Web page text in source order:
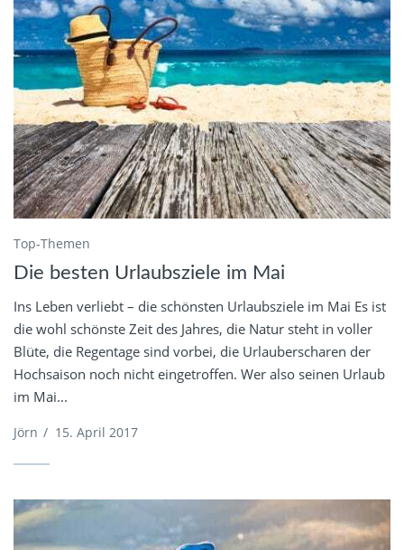
Top-Themen
Die besten Urlaubsziele im Mai
Ins Leben verliebt – die schönsten Urlaubsziele im Mai Es ist
die wohl schönste Zeit des Jahres, die Natur steht in voller
Blüte, die Regentage sind vorbei, die Urlauberscharen der
Hochsaison noch nicht eingetroffen. Wer also seinen Urlaub
im Mai...
Jörn / 15. April 2017